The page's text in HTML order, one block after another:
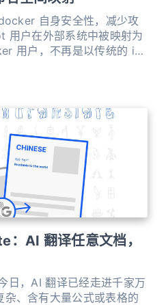
自身安全性，减少攻
户在外部系统中被映射为
用户，不再是以传统的 id
docker 内程序。这样即
daem
AI 翻译任意文档，
日，AI 翻译已经走进千家万
、含有大量公式或表格的